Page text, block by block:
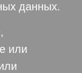
данных.
или